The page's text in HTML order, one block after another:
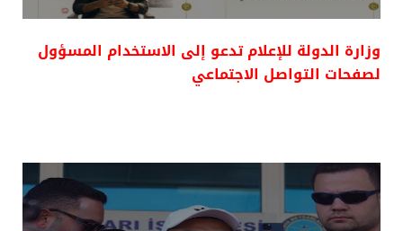
وزارة الدولة للإعلام تدعو إلى الاستخدام المسؤول
لصفحات التواصل الاجتماعي